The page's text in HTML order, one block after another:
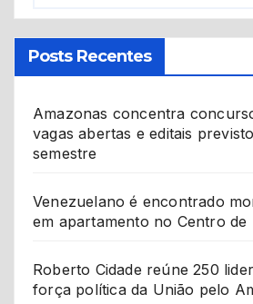
Posts Recentes
Amazonas concentra
vagas abertas e editais
semestre
Venezuelano é encontrado
em apartamento no Centro de
Roberto Cidade reúne 250
força política da União pelo